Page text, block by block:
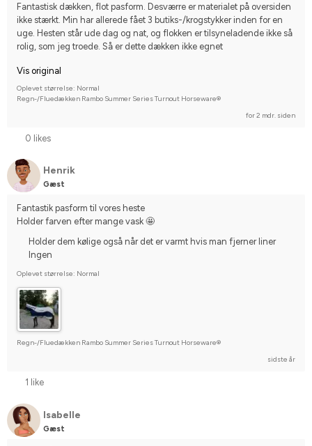
Fantastisk dækken, flot pasform. Desværre er materialet på oversiden
ikke stærkt. Min har allerede fået 3 butiks-/krogstykker inden for en
uge. Hesten står ude dag og nat, og flokken er tilsyneladende ikke så
rolig, som jeg troede. Så er dette dækken ikke egnet
Vis original
Oplevet størrelse: Normal
Regn-/Fluedækken Rambo Summer Series Turnout Horseware®
for 2 mdr. siden
0 likes
Henrik
Gæst
Fantastik pasform til vores heste
Holder farven efter mange vask 🤩
Holder dem kølige også når det er varmt hvis man fjerner liner
Ingen
Oplevet størrelse: Normal
Regn-/Fluedækken Rambo Summer Series Turnout Horseware®
sidste år
1 like
Isabelle
Gæst